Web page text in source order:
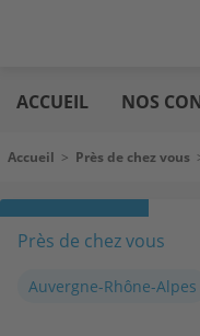
au
contenu
immo
ACCUEIL NOS
Fil d'Ariane
Accueil > Près de chez vous
Près de chez vous
Auvergne-Rhône-Alpes